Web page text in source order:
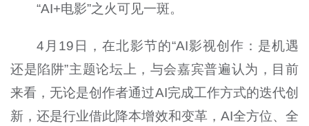
“AI+电影”之火可见一斑。
4月19日，在北影节的“AI影视创作：是机遇
还是陷阱”主题论坛上，与会嘉宾普遍认为，目前
来看，无论是创作者通过AI完成工作方式的迭代创
新，还是行业借此降本增效和变革，AI全方位、全